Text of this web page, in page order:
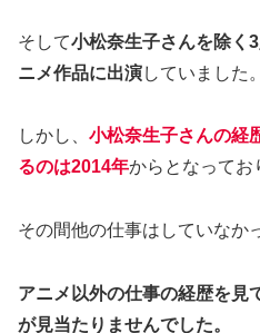
そして小松奈生子さんを除く
ニメ作品に出演していました。
しかし、 小松奈生子さんの経
るのは2014年からとなってお
その間他の仕事はしていなか
アニメ以外の仕事の経歴を見
が見当たりませんでした。